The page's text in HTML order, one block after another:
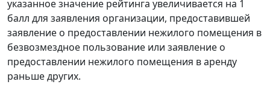
указанное значение рейтинга увеличивается на 1
балл для заявления организации, предоставившей
заявление о предоставлении нежилого помещения в
безвозмездное пользование или заявление о
предоставлении нежилого помещения в аренду
раньше других.